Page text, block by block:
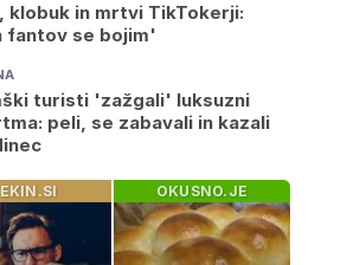
klobuk in mrtvi TikTokerji:
fantov se bojim'
turisti 'zažgali' luksuzni
peli, se zabavali in kazali
OKUSNO.JE